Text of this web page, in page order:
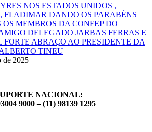
NOS ESTADOS UNIDOS ,
FLADIMAR DANDO OS PARABÉNS
OS MEMBROS DA CONFEP DO
DELEGADO JARBAS FERRAS E
FORTE ABRAÇO AO PRESIDENTE DA
TINEU
de 2025
NACIONAL:
9000 – (11) 98139 1295